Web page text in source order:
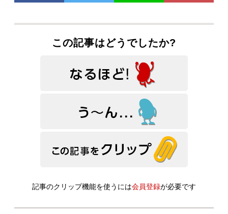
この記事はどうでしたか?
記事のクリップ機能を使うには会員登録が必要です